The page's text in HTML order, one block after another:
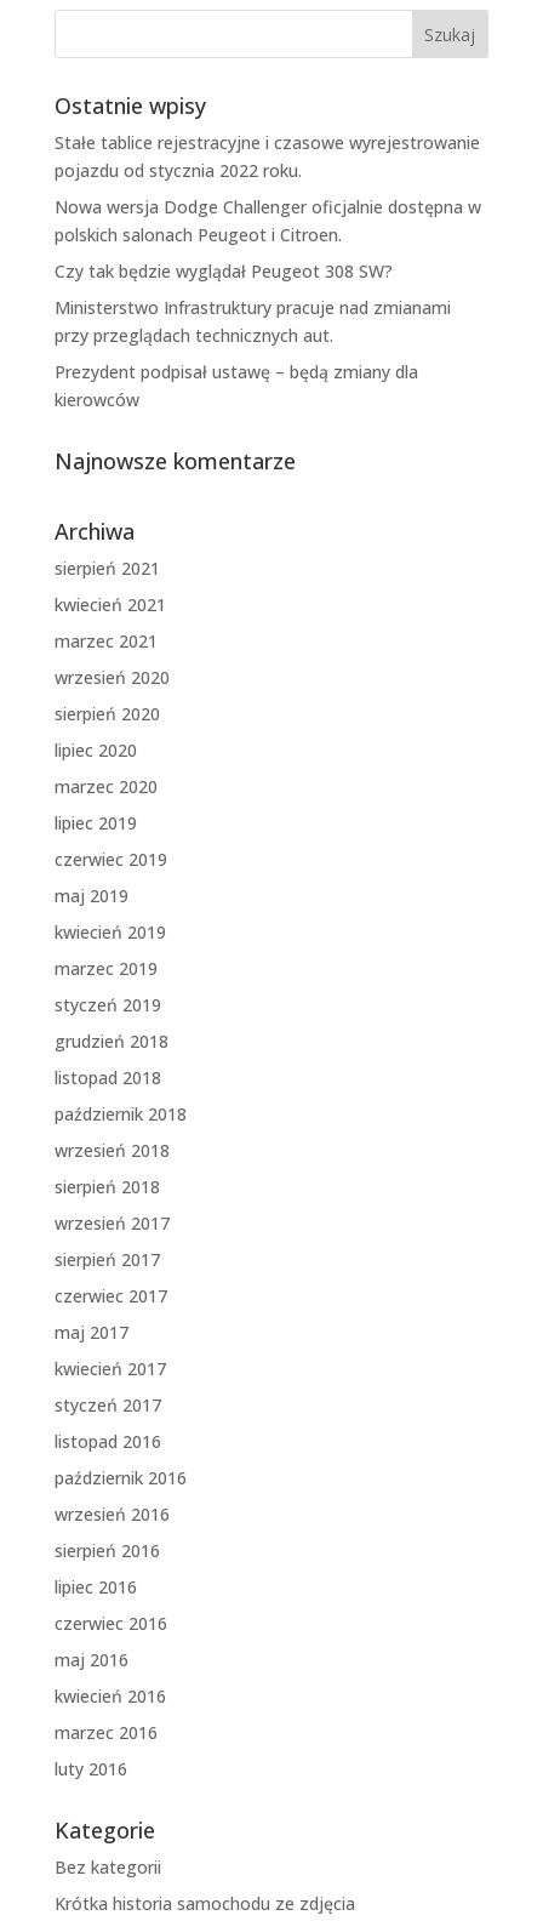
Ostatnie wpisy
Stałe tablice rejestracyjne i czasowe wyrejestrowanie
pojazdu od stycznia 2022 roku.
Nowa wersja Dodge Challenger oficjalnie dostępna w
polskich salonach Peugeot i Citroen.
Czy tak będzie wyglądał Peugeot 308 SW?
Ministerstwo Infrastruktury pracuje nad zmianami
przy przeglądach technicznych aut.
Prezydent podpisał ustawę – będą zmiany dla
kierowców
Najnowsze komentarze
Archiwa
sierpień 2021
kwiecień 2021
marzec 2021
wrzesień 2020
sierpień 2020
lipiec 2020
marzec 2020
lipiec 2019
czerwiec 2019
maj 2019
kwiecień 2019
marzec 2019
styczeń 2019
grudzień 2018
listopad 2018
październik 2018
wrzesień 2018
sierpień 2018
wrzesień 2017
sierpień 2017
czerwiec 2017
maj 2017
kwiecień 2017
styczeń 2017
listopad 2016
październik 2016
wrzesień 2016
sierpień 2016
lipiec 2016
czerwiec 2016
maj 2016
kwiecień 2016
marzec 2016
luty 2016
Kategorie
Bez kategorii
Krótka historia samochodu ze zdjęcia